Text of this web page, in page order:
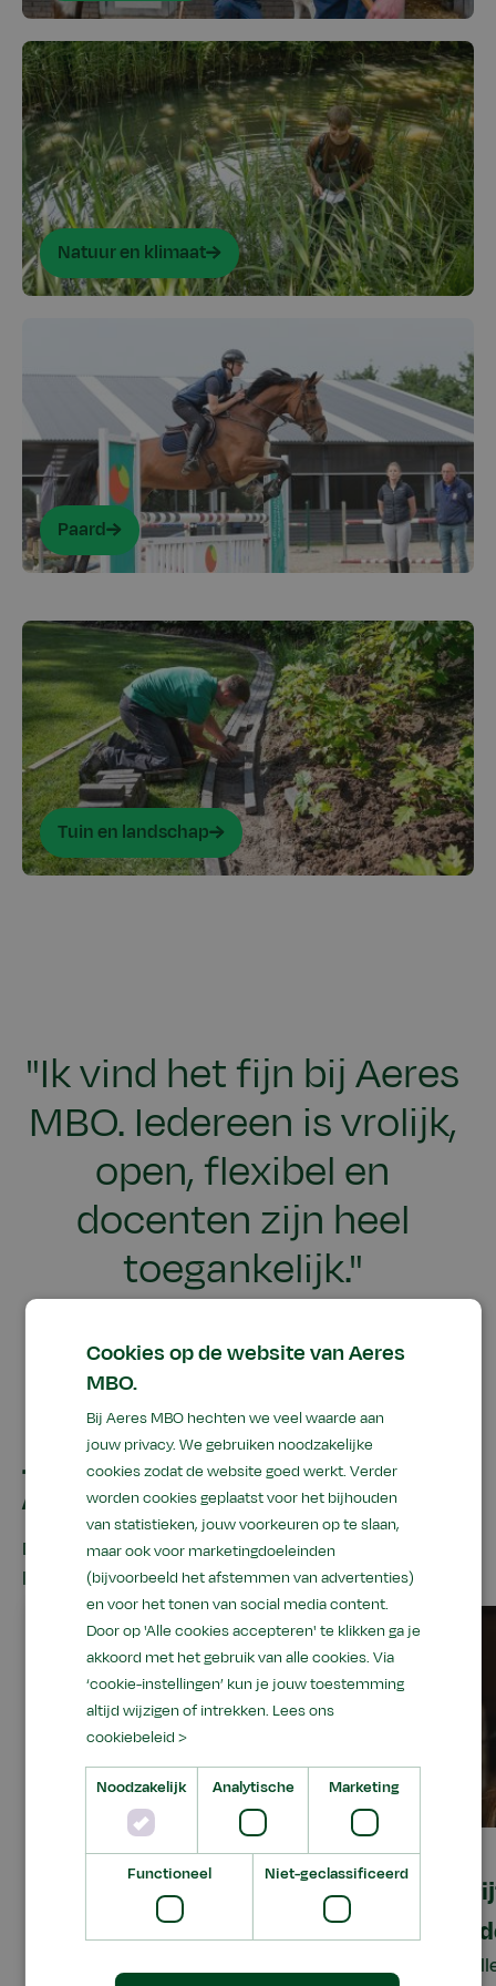
Natuur en klimaat
Paard
Tuin en landschap
"Ik vind het fijn bij Aeres
MBO. Iedereen is vrolijk,
open, flexibel en
docenten zijn heel
toegankelijk."
Je leert het bij Aeres MBO
Almere!
Docenten en studenten vertellen meer over onze
locatie en mbo-opleidingen.
Vakmanschapsroute
Eibertje begeleidt leerlingen van de
Cookies op de website van Aeres
MBO.
Bij Aeres MBO hechten we veel waarde aan
jouw privacy. We gebruiken noodzakelijke
cookies zodat de website goed werkt. Verder
worden cookies geplaatst voor het bijhouden
van statistieken, jouw voorkeuren op te slaan,
maar ook voor marketingdoeleinden
(bijvoorbeeld het afstemmen van advertenties)
en voor het tonen van social media content.
Door op 'Alle cookies accepteren' te klikken ga je
akkoord met het gebruik van alle cookies. Via
‘cookie-instellingen’ kun je jouw toestemming
altijd wijzigen of intrekken. Lees ons
cookiebeleid >
Noodzakelijk Analytische Marketing
Functioneel Niet-geclassificeerd